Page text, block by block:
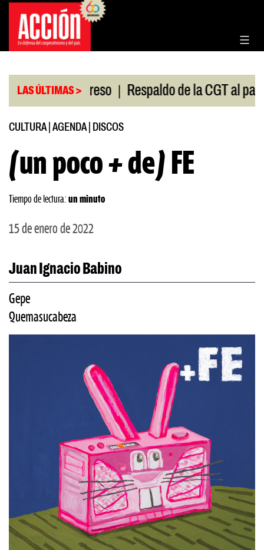
Saltar
contenido
LAS ÚLTIMAS >
en el Congreso | Respaldo de la CGT al paro
CULTURA| AGENDA| DISCOS
(un poco + de) FE
Tiempo de lectura: un minuto
15 de enero de 2022
Juan Ignacio Babino
Gepe
Quemasucabeza